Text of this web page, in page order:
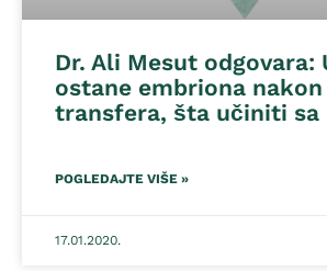
Dr. Ali Mesut odgovara:
ostane embriona nakon
transfera, šta učiniti sa
POGLEDAJTE VIŠE »
17.01.2020.